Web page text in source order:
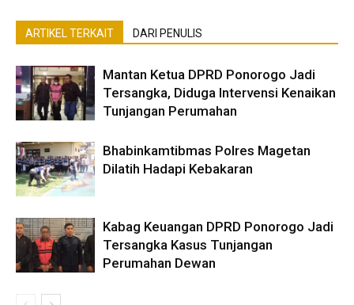
ARTIKEL TERKAIT DARI PENULIS
Mantan Ketua DPRD Ponorogo Jadi
Tersangka, Diduga Intervensi Kenaikan
Tunjangan Perumahan
Bhabinkamtibmas Polres Magetan
Dilatih Hadapi Kebakaran
Kabag Keuangan DPRD Ponorogo Jadi
Tersangka Kasus Tunjangan
Perumahan Dewan